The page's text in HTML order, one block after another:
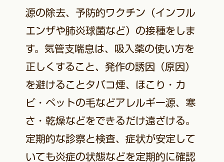
源の除去、予防的ワクチン（インフル
エンザや肺炎球菌など）の接種をしま
す。気管支喘息は、吸入薬の使い方を
正しくすること、発作の誘因（原因）
を避けることタバコ煙、ほこり・カ
ビ・ペットの毛などアレルギー源、寒
さ・乾燥などをできるだけ遠ざける。
定期的な診察と検査、症状が安定して
いても炎症の状態などを定期的に確認